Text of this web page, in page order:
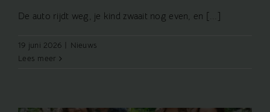
De auto rijdt weg, je kind zwaait nog even, en [...]
19 juni 2026
Nieuws
Lees meer